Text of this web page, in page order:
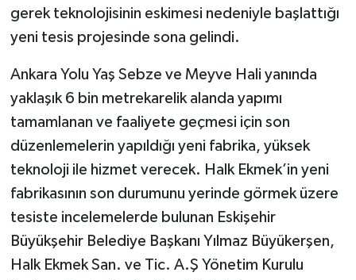
gerek teknolojisinin eskimesi nedeniyle başlattığı
yeni tesis projesinde sona gelindi.
Ankara Yolu Yaş Sebze ve Meyve Hali yanında
yaklaşık 6 bin metrekarelik alanda yapımı
tamamlanan ve faaliyete geçmesi için son
düzenlemelerin yapıldığı yeni fabrika, yüksek
teknoloji ile hizmet verecek. Halk Ekmek’in yeni
fabrikasının son durumunu yerinde görmek üzere
tesiste incelemelerde bulunan Eskişehir
Büyükşehir Belediye Başkanı Yılmaz Büyükerşen,
Halk Ekmek San. ve Tic. A.Ş Yönetim Kurulu